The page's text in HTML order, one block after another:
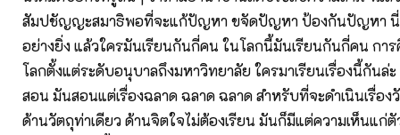
สัมปชัญญะสมาธิพอที่จะแก้ปัญหา ขจัดปัญหา ป้องกันปัญหา นี่
อย่างยิ่ง แล้วใครมันเรียนกันกี่คน ในโลกนี้มันเรียนกันกี่คน กา
โลกตั้งแต่ระดับอนุบาลถึงมหาวิทยาลัย ใครมาเรียนเรื่องนี้กันล่
สอน มันสอนแต่เรื่องฉลาด ฉลาด ฉลาด สำหรับที่จะดำเนินเรื่อง
ด้านวัตถุท่าเดียว ด้านจิตใจไม่ต้องเรียน มันก็มีแต่ความเห็นแก่ตั